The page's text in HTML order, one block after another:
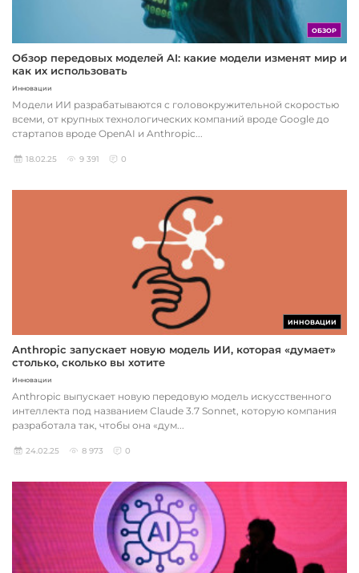
ОБЗОР
Обзор передовых моделей AI: какие модели изменят мир и
как их использовать
Инновации
Модели ИИ разрабатываются с головокружительной скоростью
всеми, от крупных технологических компаний вроде Google до
стартапов вроде OpenAI и Anthropic...
18.02.25 9 391 0
ИННОВАЦИИ
Anthropic запускает новую модель ИИ, которая «думает»
столько, сколько вы хотите
Инновации
Anthropic выпускает новую передовую модель искусственного
интеллекта под названием Claude 3.7 Sonnet, которую компания
разработала так, чтобы она «дум...
24.02.25 8 973 0